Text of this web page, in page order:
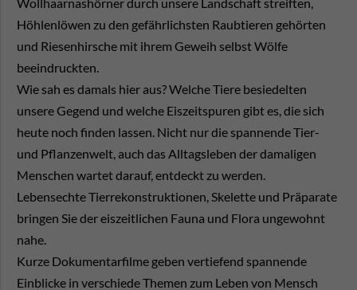
Höhlenlöwen zu den gefährlichsten Raubtieren gehörten
und Riesenhirsche mit ihrem Geweih selbst Wölfe
beeindruckten.
Wie sah es damals hier aus? Welche Tiere besiedelten
unsere Gegend und welche Eiszeitspuren gibt es, die sich
heute noch finden lassen. Nicht nur die spannende Tier-
und Pflanzenwelt, auch das Alltagsleben der damaligen
Menschen wartet darauf, entdeckt zu werden.
Lebensechte Tierrekonstruktionen, Skelette und Präparate
bringen Sie der eiszeitlichen Fauna und Flora ungewohnt
nahe.
Kurze Dokumentarfilme geben vertiefend spannende
Einblicke in verschiede Themen zum Leben von Mensch